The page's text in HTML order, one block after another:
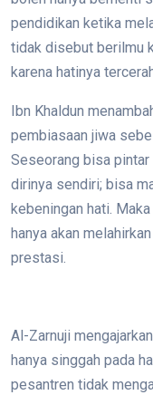
pendidikan ketika
tidak disebut berilmu
karena hatinya
Ibn Khaldun
pembiasaan jiwa
Seseorang bisa
dirinya sendiri; bisa
kebeningan hati.
hanya akan
prestasi.
Al-Zarnuji
hanya singgah pada
pesantren tidak